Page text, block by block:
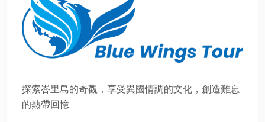
探索峇里島的奇觀，享受異國情調的文化，創造難忘
的熱帶回憶